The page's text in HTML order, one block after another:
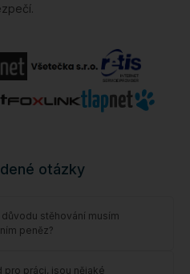
otázky
stěhování musím
peněz?
práci, jsou nějaké